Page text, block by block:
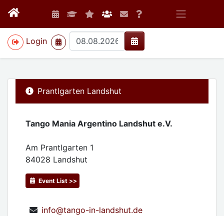
Login
>
Prantlgarten Landshut
Tango Mania Argentino Landshut e.V.
Am Prantlgarten 1
84028 Landshut
Event List >>
info@tango-in-landshut.de